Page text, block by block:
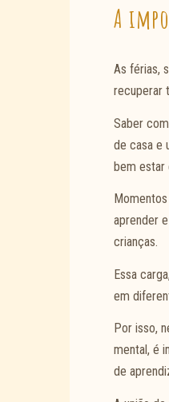
A
As férias,
recuperar
Saber
de casa e
bem estar
aprender
crianças.
Essa
em
Por isso,
mental, é
de